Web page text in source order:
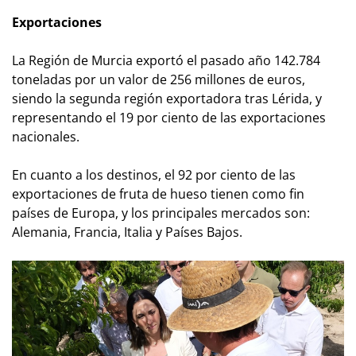
Exportaciones
La Región de Murcia exportó el pasado año 142.784
toneladas por un valor de 256 millones de euros,
siendo la segunda región exportadora tras Lérida, y
representando el 19 por ciento de las exportaciones
nacionales.
En cuanto a los destinos, el 92 por ciento de las
exportaciones de fruta de hueso tienen como fin
países de Europa, y los principales mercados son:
Alemania, Francia, Italia y Países Bajos.